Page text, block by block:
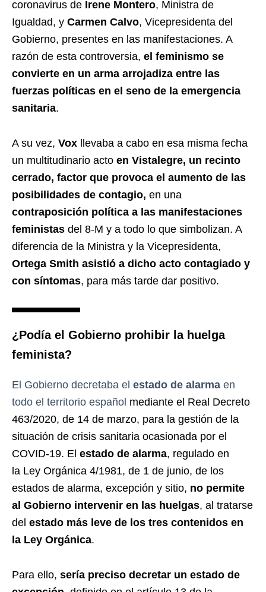
coronavirus de Irene Montero, Ministra de
Igualdad, y Carmen Calvo, Vicepresidenta del
Gobierno, presentes en las manifestaciones. A
razón de esta controversia, el feminismo se
convierte en un arma arrojadiza entre las
fuerzas políticas en el seno de la emergencia
sanitaria.
A su vez, Vox llevaba a cabo en esa misma fecha
un multitudinario acto en Vistalegre, un recinto
cerrado, factor que provoca el aumento de las
posibilidades de contagio, en una
contraposición política a las manifestaciones
feministas del 8-M y a todo lo que simbolizan. A
diferencia de la Ministra y la Vicepresidenta,
Ortega Smith asistió a dicho acto contagiado y
con síntomas, para más tarde dar positivo.
¿Podía el Gobierno prohibir la huelga
feminista?
El Gobierno decretaba el estado de alarma en
todo el territorio español mediante el Real Decreto
463/2020, de 14 de marzo, para la gestión de la
situación de crisis sanitaria ocasionada por el
COVID-19. El estado de alarma, regulado en
la Ley Orgánica 4/1981, de 1 de junio, de los
estados de alarma, excepción y sitio, no permite
al Gobierno intervenir en las huelgas, al tratarse
del estado más leve de los tres contenidos en
la Ley Orgánica.
Para ello, sería preciso decretar un estado de